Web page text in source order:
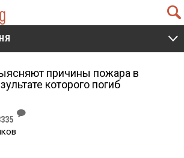
Q
V
причины пожара в
которого погиб
J